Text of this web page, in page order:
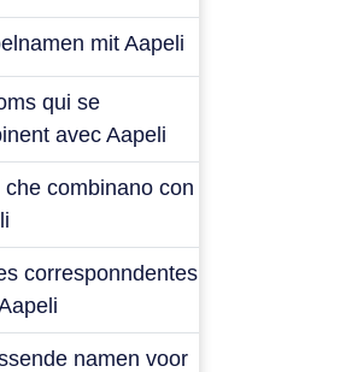
mit Aapeli
qui se
avec Aapeli
che combinano con
corresponndentes
namen voor